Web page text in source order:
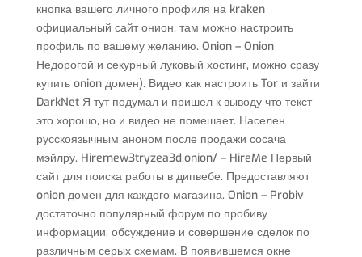
кнопка вашего личного профиля на kraken
официальный сайт онион, там можно настроить
профиль по вашему желанию. Onion – Onion
Недорогой и секурный луковый хостинг, можно сразу
купить onion домен). Видео как настроить Tor и зайти
DarkNet Я тут подумал и пришел к выводу что текст
это хорошо, но и видео не помешает. Населен
русскоязычным аноном после продажи сосача
мэйлру. Hiremew3tryzea3d.onion/ – HireMe Первый
сайт для поиска работы в дипвебе. Предоставляют
onion домен для каждого магазина. Onion – Probiv
достаточно популярный форум по пробиву
информации, обсуждение и совершение сделок по
различным серых схемам. В появившемся окне